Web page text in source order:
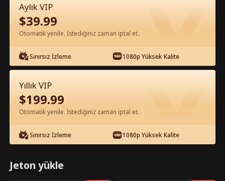
Bölüm 21 - ANTİKA EFSANESİ Tam
Film
Aylık VIP
$39.99
Otomatik yenile. İstediğiniz zaman iptal et.
Sınırsız İzleme 1080p Yüksek Kalite
Yıllık VIP
$199.99
Otomatik yenile. İstediğiniz zaman iptal et.
Sınırsız İzleme 1080p Yüksek Kalite
Jeton yükle